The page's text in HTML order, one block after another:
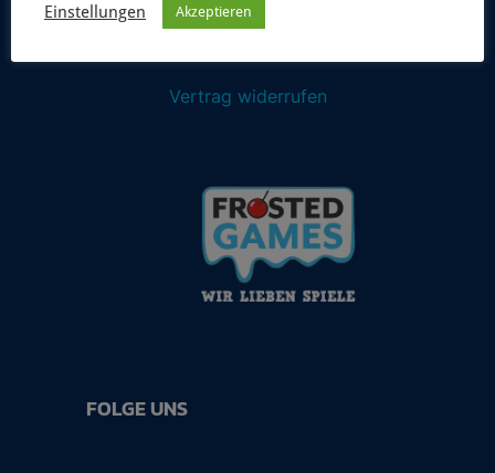
Vertrag widerrufen
FOLGE UNS
Einstellungen Akzeptieren